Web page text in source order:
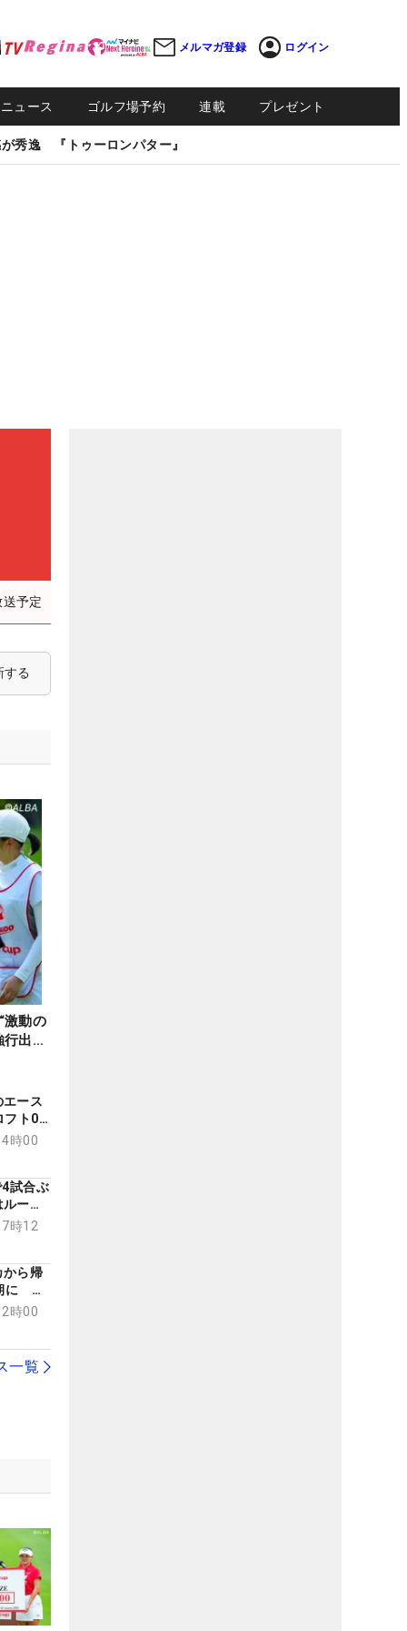
メルマガ登録 ログイン
ュース ゴルフ場予約 連載 プレゼント
秀逸 『トゥーロンパター』
予定
する
激動の
出場
ース
ト0.5
ト数1
時00
4試合ぶ
ーキ
挑む
時12
から帰
に 河
面白
時00
一覧